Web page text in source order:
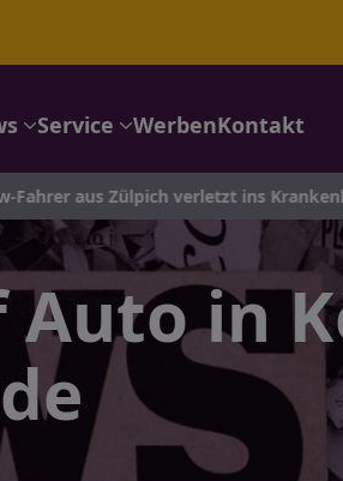
Service WerbenKontakt
verletzt ins Krankenhaus gebracht
in